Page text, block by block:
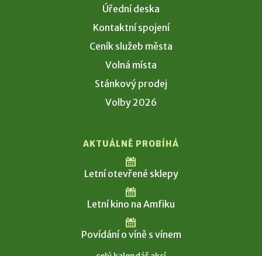
Úřední deska
Kontaktní spojení
Ceník služeb města
Volná místa
Stánkový prodej
Volby 2026
AKTUÁLNĚ PROBÍHÁ
Letní otevřené sklepy
Letní kino na Amfiku
Povídání o víně s vínem